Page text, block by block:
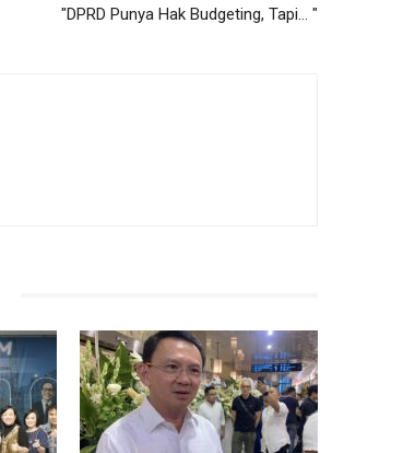
"DPRD Punya Hak Budgeting, Tapi… "